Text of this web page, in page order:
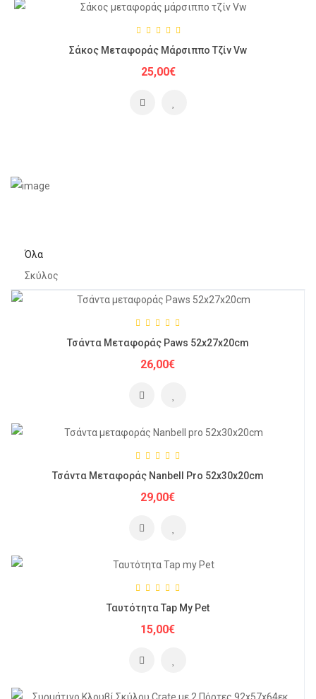
Σάκος Μεταφοράς Μάρσιππο Τζίν Vw
25,00€
Όλα
Σκύλος
Τσάντα Μεταφοράς Paws 52x27x20cm
26,00€
Τσάντα Μεταφοράς Nanbell Pro 52x30x20cm
29,00€
Ταυτότητα Tap My Pet
15,00€